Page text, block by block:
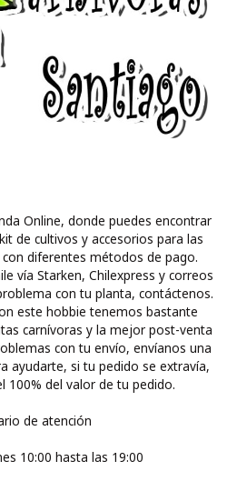
Online, donde puedes encontrar
de cultivos y accesorios para las
diferentes métodos de pago.
vía Starken, Chilexpress y correos
con tu planta, contáctenos.
este hobbie tenemos bastante
carnívoras y la mejor post-venta
con tu envío, envíanos una
ayudarte, si tu pedido se extravía,
100% del valor de tu pedido.
de atención
10:00 hasta las 19:00